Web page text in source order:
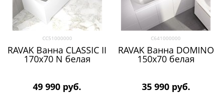
CC51000000
RAVAK Ванна CLASSIC II
170x70 N белая
49 990 руб.
C641000000
RAVAK Ванна DOMINO
150х70 белая
35 990 руб.